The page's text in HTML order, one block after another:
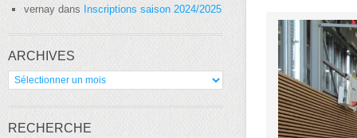
vernay dans Inscriptions saison 2024/2025
ARCHIVES
Archives
RECHERCHE